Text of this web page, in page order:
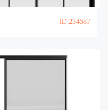
ID:234587